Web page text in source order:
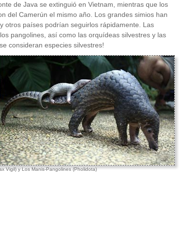
de Java se extinguió en Vietnam, mientras que los
del Camerún el mismo año. Los grandes simios han
otros países podrían seguirlos rápidamente. Las
pangolines, así como las orquídeas silvestres y las
consideran especies silvestres!
Vigil) y Los Manis-Pangolines (Pholidota)